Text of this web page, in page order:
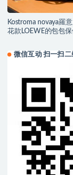
Kostroma novaya羅
花款LOEWE的包包
微信互动 扫一扫